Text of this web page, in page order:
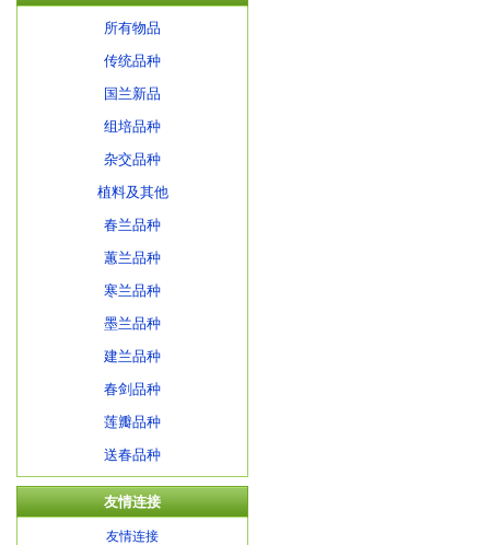
所有物品
传统品种
国兰新品
组培品种
杂交品种
植料及其他
春兰品种
蕙兰品种
寒兰品种
墨兰品种
建兰品种
春剑品种
莲瓣品种
送春品种
友情连接
友情连接